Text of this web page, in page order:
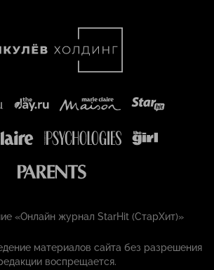
«Онлайн журнал StarHit (СтарХит)»
материалов сайта без разрешения
воспрещается.